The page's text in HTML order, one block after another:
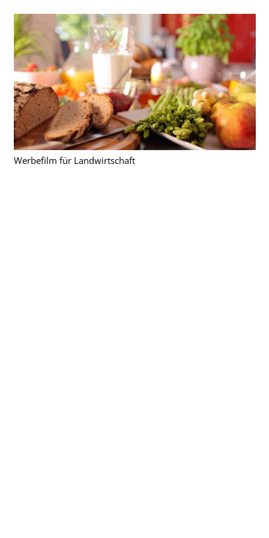
Werbefilm für Landwirtschaft